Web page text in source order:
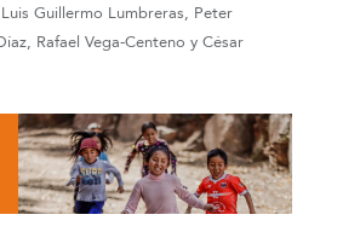
Guillermo Lumbreras, Peter
Rafael Vega-Centeno y César